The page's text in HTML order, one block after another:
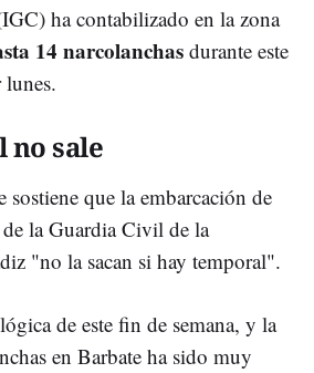
ha contabilizado en la zona
14 narcolanchasdurante este
lunes.
no sale
sostiene que la embarcación de
la Guardia Civil de la
"no la sacan si hay temporal".
de este fin de semana, y la
en Barbate ha sido muy